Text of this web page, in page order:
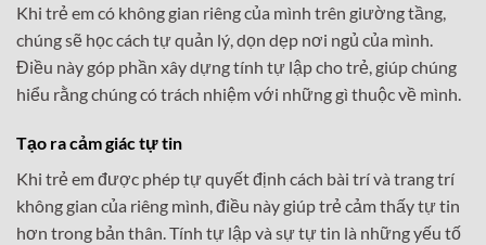
Khi trẻ em có không gian riêng của mình trên giường tầng,
chúng sẽ học cách tự quản lý, dọn dẹp nơi ngủ của mình.
Điều này góp phần xây dựng tính tự lập cho trẻ, giúp chúng
hiểu rằng chúng có trách nhiệm với những gì thuộc về mình.
Tạo ra cảm giác tự tin
Khi trẻ em được phép tự quyết định cách bài trí và trang trí
không gian của riêng mình, điều này giúp trẻ cảm thấy tự tin
hơn trong bản thân. Tính tự lập và sự tự tin là những yếu tố